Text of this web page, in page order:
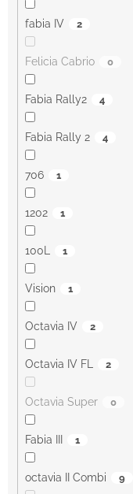
fabia IV 2
Felicia Cabrio 0
Fabia Rally2 4
Fabia Rally 2 4
706 1
1202 1
100L 1
Vision 1
Octavia IV 2
Octavia IV FL 2
Octavia Super 0
Fabia III 1
octavia II Combi 9